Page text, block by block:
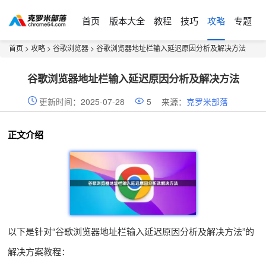
首页 版本大全 教程 技巧 攻略 专题
首页 > 攻略 > 谷歌浏览器 > 谷歌浏览器地址栏输入延迟原因分析及解决方法
谷歌浏览器地址栏输入延迟原因分析及解决方法
更新时间：2025-07-28 5 来源： 克罗米部落
正文介绍
以下是针对“谷歌浏览器地址栏输入延迟原因分析及解决方法”的
解决方案教程：